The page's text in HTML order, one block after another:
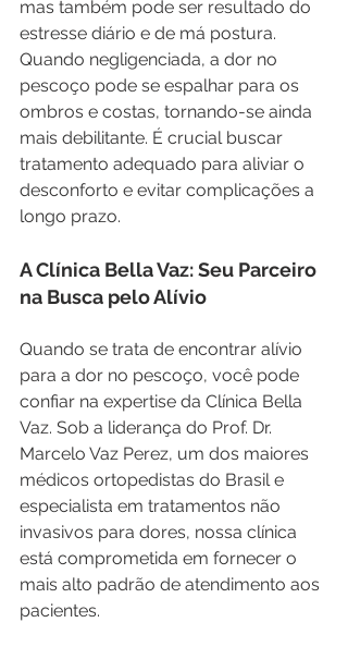
mas também pode ser resultado do
estresse diário e de má postura.
Quando negligenciada, a dor no
pescoço pode se espalhar para os
ombros e costas, tornando-se ainda
mais debilitante. É crucial buscar
tratamento adequado para aliviar o
desconforto e evitar complicações a
longo prazo.
A Clínica Bella Vaz: Seu Parceiro
na Busca pelo Alívio
Quando se trata de encontrar alívio
para a dor no pescoço, você pode
confiar na expertise da Clínica Bella
Vaz. Sob a liderança do Prof. Dr.
Marcelo Vaz Perez, um dos maiores
médicos ortopedistas do Brasil e
especialista em tratamentos não
invasivos para dores, nossa clínica
está comprometida em fornecer o
mais alto padrão de atendimento aos
pacientes.